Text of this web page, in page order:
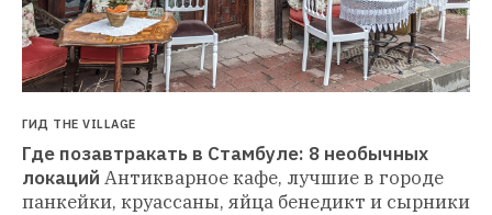
ГИД THE VILLAGE
Где позавтракать в Стамбуле: 8 необычных
локаций Антикварное кафе, лучшие в городе
панкейки, круассаны, яйца бенедикт и сырники